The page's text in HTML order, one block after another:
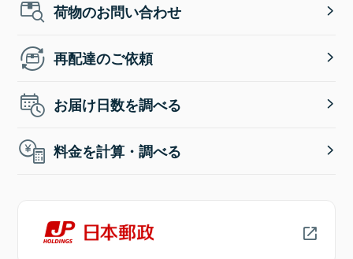
荷物のお問い合わせ
再配達のご依頼
お届け日数を調べる
料金を計算・調べる